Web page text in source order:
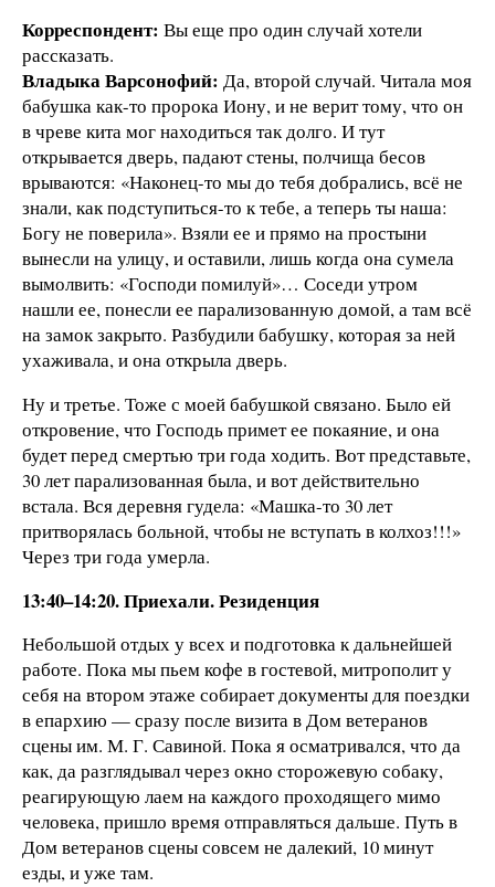
Корреспондент: Вы еще про один случай хотели
рассказать.
Владыка Варсонофий: Да, второй случай. Читала моя
бабушка как-то пророка Иону, и не верит тому, что он
в чреве кита мог находиться так долго. И тут
открывается дверь, падают стены, полчища бесов
врываются: «Наконец-то мы до тебя добрались, всё не
знали, как подступиться-то к тебе, а теперь ты наша:
Богу не поверила». Взяли ее и прямо на простыни
вынесли на улицу, и оставили, лишь когда она сумела
вымолвить: «Господи помилуй»… Соседи утром
нашли ее, понесли ее парализованную домой, а там всё
на замок закрыто. Разбудили бабушку, которая за ней
ухаживала, и она открыла дверь.
Ну и третье. Тоже с моей бабушкой связано. Было ей
откровение, что Господь примет ее покаяние, и она
будет перед смертью три года ходить. Вот представьте,
30 лет парализованная была, и вот действительно
встала. Вся деревня гудела: «Машка-то 30 лет
притворялась больной, чтобы не вступать в колхоз!!!»
Через три года умерла.
13:40–14:20. Приехали. Резиденция
Небольшой отдых у всех и подготовка к дальнейшей
работе. Пока мы пьем кофе в гостевой, митрополит у
себя на втором этаже собирает документы для поездки
в епархию — сразу после визита в Дом ветеранов
сцены им. М. Г. Савиной. Пока я осматривался, что да
как, да разглядывал через окно сторожевую собаку,
реагирующую лаем на каждого проходящего мимо
человека, пришло время отправляться дальше. Путь в
Дом ветеранов сцены совсем не далекий, 10 минут
езды, и уже там.